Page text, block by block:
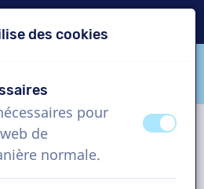
des cookies
pour
de
normale.
éteint